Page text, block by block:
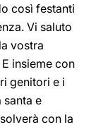
così festanti
Vi saluto
vostra
insieme con
genitori e i
santa e
con la